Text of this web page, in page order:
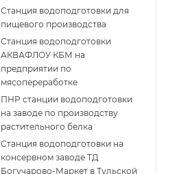
Станция водоподготовки для
пищевого производства
Станция водоподготовки
АКВАФЛОУ КБМ на
предприятии по
мясопереработке
ПНР станции водоподготовки
на заводе по производству
растительного белка
Станция водоподготовки на
консервном заводе ТД
Богучарово-Маркет в Тульской